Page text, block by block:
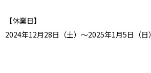
【休業日】
2024年12月28日（土）〜2025年1月5日（日）